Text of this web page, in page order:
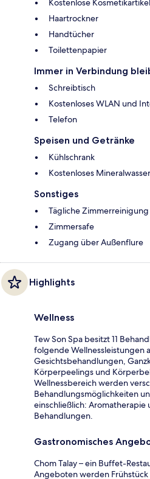
Kostenlose Kosmetikartikel
Haartrockner
Handtücher
Toilettenpapier
Immer in Verbindung
Schreibtisch
Kostenloses WLAN und
Telefon
Speisen und Getränke
Kühlschrank
Kostenloses Mineralwasser
Sonstiges
Tägliche Zimmerreinigung
Zimmersafe
Zugang über Außenflure
Highlights
Wellness
Tew Son Spa besitzt 11
folgende Wellnessleistungen
Gesichtsbehandlungen,
Körperpeelings und
Wellnessbereich werden
Behandlungsmöglichkeiten
einschließlich: Aromatherapie
Behandlungen.
Gastronomisches
Chom Talay – ein Buffet-
Angeboten werden